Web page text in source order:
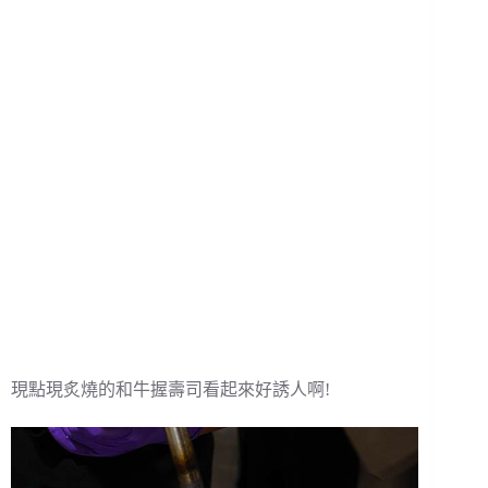
現點現炙燒的和牛握壽司看起來好誘人啊!